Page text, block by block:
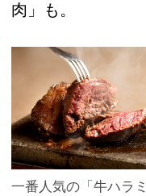
肉」も。
一番人気の「牛ハラ